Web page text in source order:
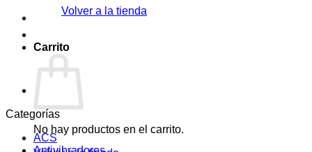
Volver a la tienda
Carrito
No hay productos en el carrito.
Categorías
ACS